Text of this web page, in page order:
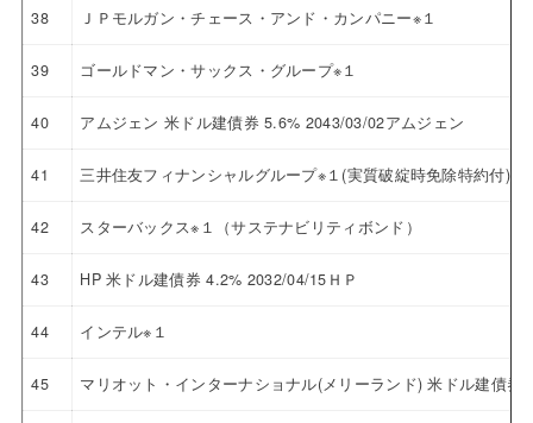
38 ＪＰモルガン・チェース・アンド・カンパニー※１
39 ゴールドマン・サックス・グループ※１
40 アムジェン 米ドル建債券 5.6% 2043/03/02アムジェン
41 三井住友フィナンシャルグループ※１(実質破綻時免除特約付)
42 スターバックス※１（サステナビリティボンド）
43 HP 米ドル建債券 4.2% 2032/04/15ＨＰ
44 インテル※１
45 マリオット・インターナショナル(メリーランド) 米ドル建債